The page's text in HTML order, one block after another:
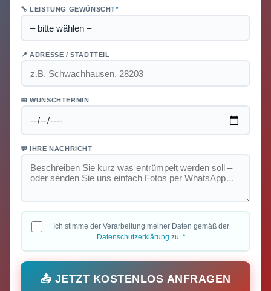
🔧 LEISTUNG GEWÜNSCHT*
📍 ADRESSE / STADTTEIL
📅 WUNSCHTERMIN
💬 IHRE NACHRICHT
Ich stimme der Verarbeitung meiner Daten gemäß der
Datenschutzerklärung zu. *
📤 JETZT KOSTENLOS ANFRAGEN